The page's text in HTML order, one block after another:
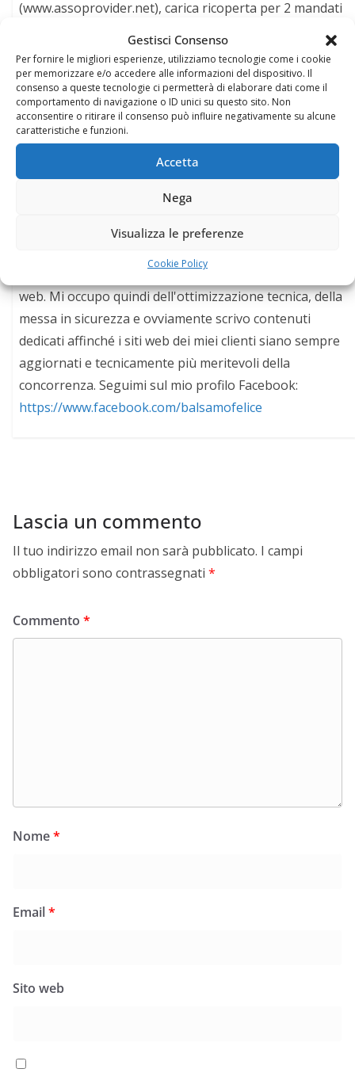
Gestisci Consenso
Per fornire le migliori esperienze, utilizziamo tecnologie come i cookie
per memorizzare e/o accedere alle informazioni del dispositivo. Il
consenso a queste tecnologie ci permetterà di elaborare dati come il
comportamento di navigazione o ID unici su questo sito. Non
acconsentire o ritirare il consenso può influire negativamente su alcune
caratteristiche e funzioni.
Accetta
Nega
Visualizza le preferenze
Cookie Policy
(www.assoprovider.net), carica ricoperta per 2 mandati
Ottobre 2022) ho collaborato con il Comune di Napoli
per le attività di comunicazione, informatizzazione,
razionalizzazione delle risorse economiche e contrasto
all'evasione per il Comune di Napoli curando la delega
all'informatizzazione. Attualmente mi occupo di
ottimizzare i processi aziendali e aumentare il numero
continuando da oltre 20 anni la mia attività finalizzata
ad ottimizzare il posizionamento dei siti web su Google
follower e curando campagne di sponsorizzazione sul
web. Mi occupo quindi dell'ottimizzazione tecnica, della
messa in sicurezza e ovviamente scrivo contenuti
dedicati affinché i siti web dei miei clienti siano sempre
aggiornati e tecnicamente più meritevoli della
concorrenza. Seguimi sul mio profilo Facebook:
https://www.facebook.com/balsamofelice
Lascia un commento
Il tuo indirizzo email non sarà pubblicato. I campi
obbligatori sono contrassegnati *
Commento *
Nome*
Email*
Sito web